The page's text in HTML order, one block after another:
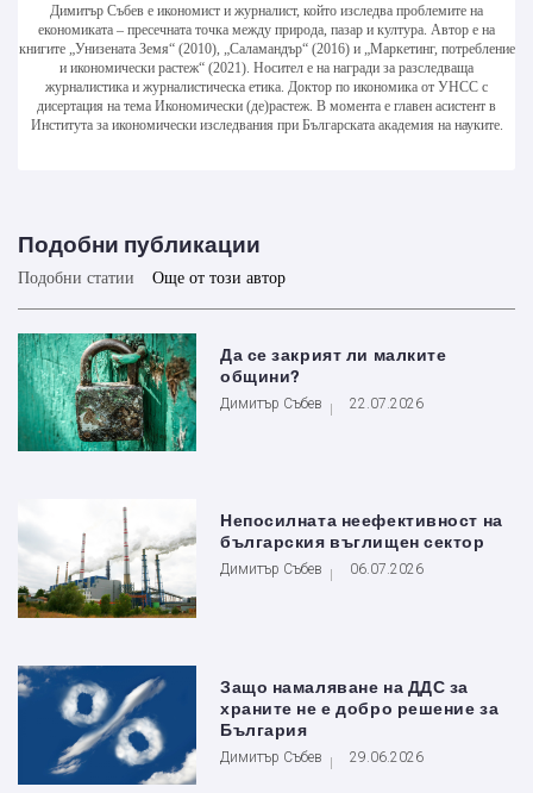
Димитър Събев е икономист и журналист, който изследва проблемите на
економиката – пресечната точка между природа, пазар и култура. Автор е на
книгите „Унизената Земя“ (2010), „Саламандър“ (2016) и „Маркетинг, потребление
и икономически растеж“ (2021). Носител е на награди за разследваща
журналистика и журналистическа етика. Доктор по икономика от УНСС с
дисертация на тема Икономически (де)растеж. В момента е главен асистент в
Института за икономически изследвания при Българската академия на науките.
Подобни публикации
Подобни статии Още от този автор
Да се закрият ли малките
общини?
Димитър Събев 22.07.2026
Непосилната неефективност на
българския въглищен сектор
Димитър Събев 06.07.2026
Защо намаляване на ДДС за
храните не е добро решение за
България
Димитър Събев 29.06.2026